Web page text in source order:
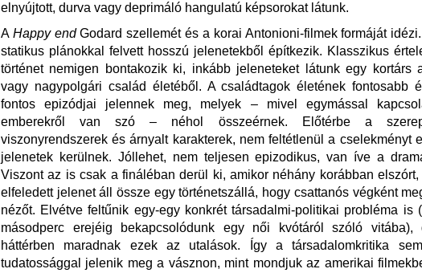
elnyújtott, durva vagy deprimáló hangulatú képsorokat látunk.
A Happy endGodard szellemét és a korai Antonioni-filmek formáját
statikus plánokkal felvett hosszú jelenetekből építkezik. Klasszikus
történet nemigen bontakozik ki, inkább jeleneteket látunk egy kortárs
vagy nagypolgári család életéből. A családtagok életének fontosabb
fontos epizódjai jelennek meg, melyek – mivel egymással
emberekről van szó – néhol összeérnek. Előtérbe a
viszonyrendszerek és árnyalt karakterek, nem feltétlenül a cselekményt
jelenetek kerülnek. Jóllehet, nem teljesen epizodikus, van íve a
Viszont az is csak a fináléban derül ki, amikor néhány korábban
elfeledett jelenet áll össze egy történetszállá, hogy csattanós végként
nézőt. Elvétve feltűnik egy-egy konkrét társadalmi-politikai probléma is
másodperc erejéig bekapcsolódunk egy női kvótáról szóló vitába),
háttérben maradnak ezek az utalások. Így a társadalomkritika
tudatossággal jelenik meg a vásznon, mint mondjuk az amerikai